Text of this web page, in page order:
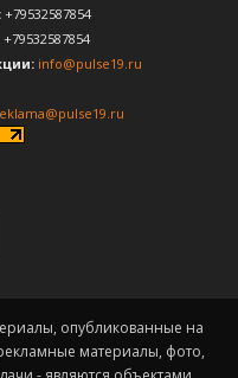
+79532587854
+79532587854
info@pulse19.ru
опубликованные на
материалы, фото,